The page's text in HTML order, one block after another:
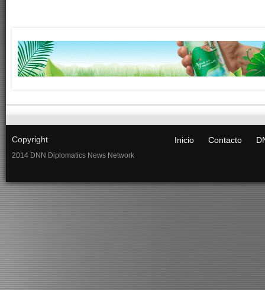
Copyright
2014 DNN Diplomatics News Network
Inicio Contacto